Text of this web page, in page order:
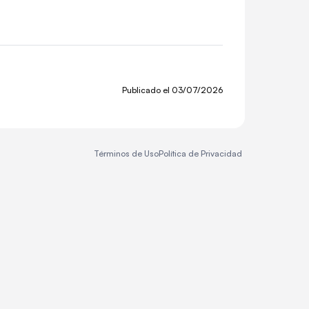
Publicado el 03/07/2026
Términos de UsoPolítica de Privacidad